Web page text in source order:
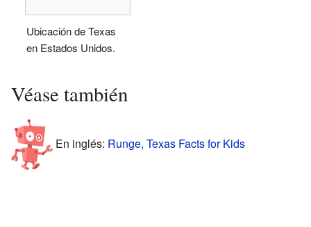
Ubicación de Texas
en Estados Unidos.
Véase también
En inglés: Runge, Texas Facts for Kids